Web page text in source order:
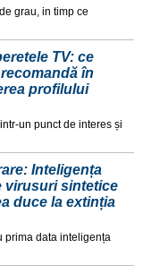
grau, in timp ce
TV: ce
în
profilului
un punct de interes și
Inteligența
virusuri sintetice
duce la extinția
prima data inteligența